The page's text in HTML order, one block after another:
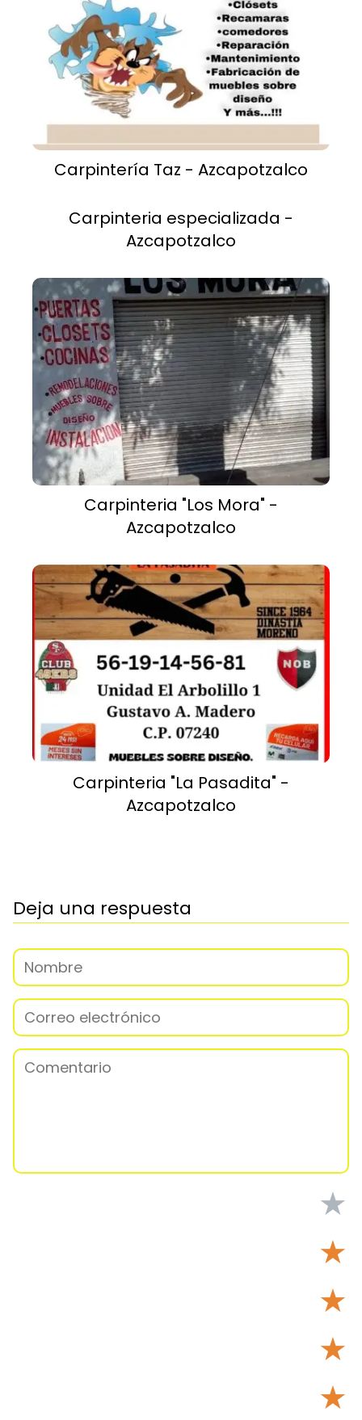
Carpintería Taz - Azcapotzalco
Carpinteria especializada -
Azcapotzalco
Carpinteria "Los Mora" -
Azcapotzalco
Carpinteria "La Pasadita" -
Azcapotzalco
Deja una respuesta
★
★
★
★
★